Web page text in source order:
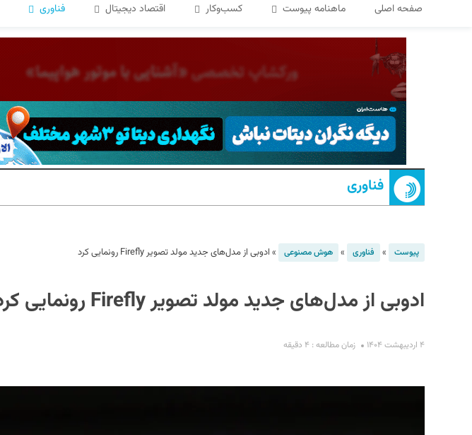
صفحه اصلی ماهنامه پیوست کسب‌و‌کار اقتصاد دیجیتال فناوری
فناوری
پیوست » فناوری » هوش مصنوعی » ادوبی از مدل‌های جدید مولد تصویر Firefly رونمایی کرد
ادوبی از مدل‌های جدید مولد تصویر Firefly رونمایی کرد
۴ اردیبهشت ۱۴۰۴ زمان مطالعه : ۴ دقیقه